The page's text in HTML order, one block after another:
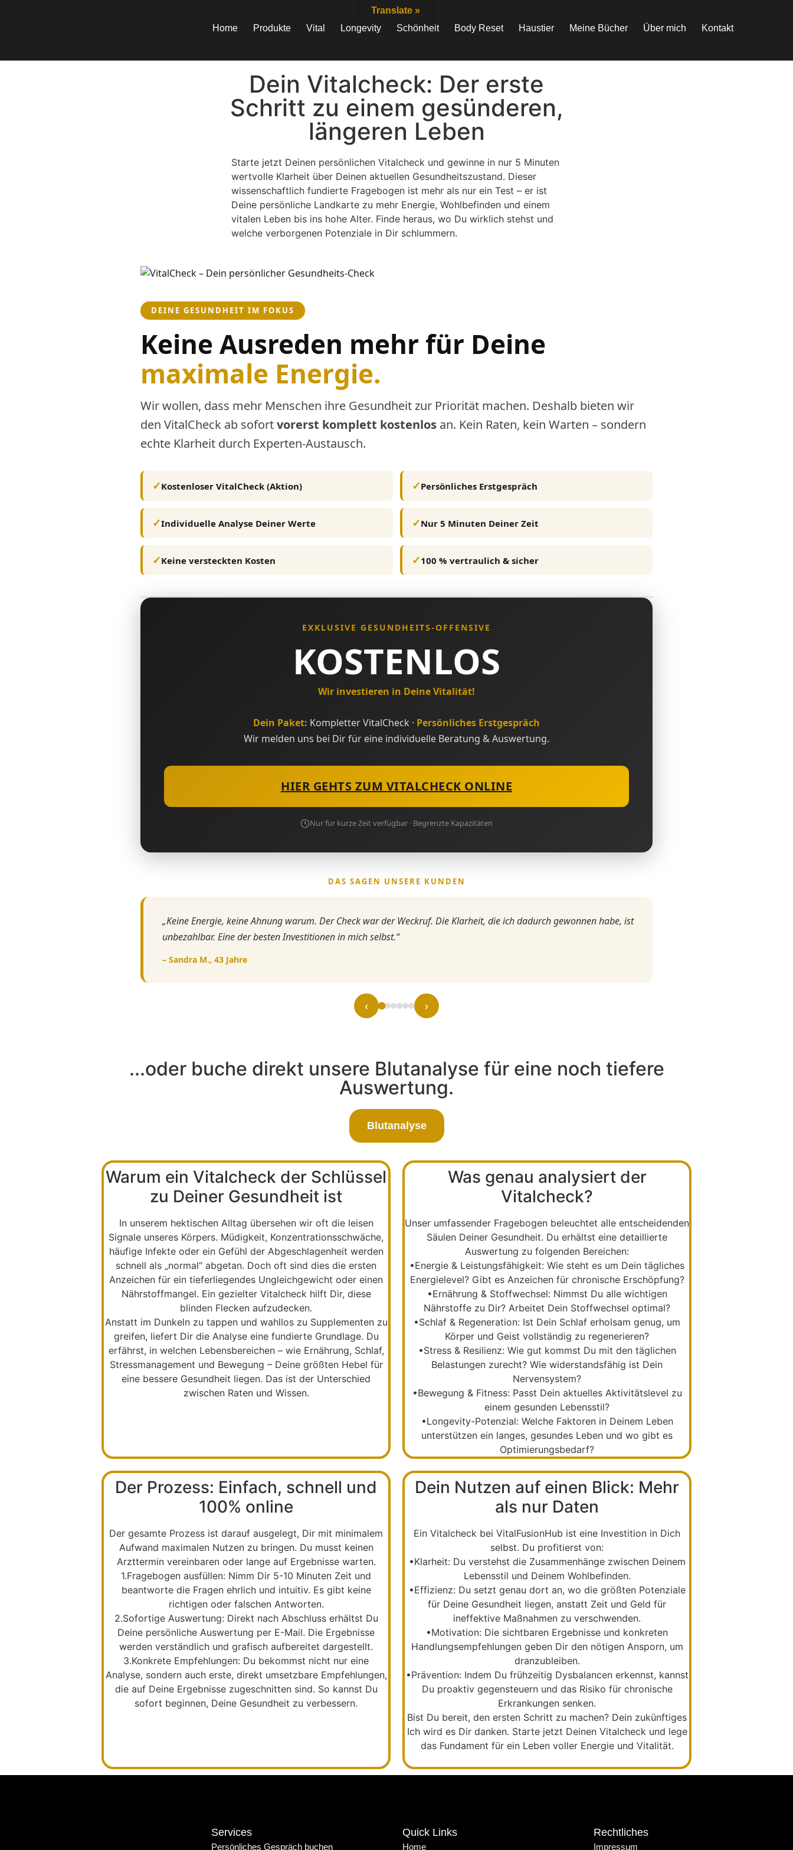
Home Produkte Vital Longevity Schönheit Body Reset Haustier Meine Bücher Über mich Kontakt
Dein Vitalcheck: Der erste
Schritt zu einem gesünderen,
längeren Leben
Starte jetzt Deinen persönlichen Vitalcheck und gewinne in nur 5 Minuten
wertvolle Klarheit über Deinen aktuellen Gesundheitszustand. Dieser
wissenschaftlich fundierte Fragebogen ist mehr als nur ein Test – er ist
Deine persönliche Landkarte zu mehr Energie, Wohlbefinden und einem
vitalen Leben bis ins hohe Alter. Finde heraus, wo Du wirklich stehst und
welche verborgenen Potenziale in Dir schlummern.
DEINE GESUNDHEIT IM FOKUS
Keine Ausreden mehr für Deine
maximale Energie.
Wir wollen, dass mehr Menschen ihre Gesundheit zur Priorität machen. Deshalb bieten wir
den VitalCheck ab sofortvorerst komplett kostenlos an. Kein Raten, kein Warten – sondern
echte Klarheit durch Experten-Austausch.
Kostenloser VitalCheck (Aktion) Persönliches Erstgespräch
Individuelle Analyse Deiner Werte Nur 5 Minuten Deiner Zeit
Keine versteckten Kosten 100 % vertraulich & sicher
EXKLUSIVE GESUNDHEITS-OFFENSIVE
KOSTENLOS
Wir investieren in Deine Vitalität!
Dein Paket: Kompletter VitalCheck · Persönliches Erstgespräch
Wir melden uns bei Dir für eine individuelle Beratung & Auswertung.
HIER GEHTS ZUM VITALCHECK ONLINE
Nur für kurze Zeit verfügbar · Begrenzte Kapazitäten
DAS SAGEN UNSERE KUNDEN
„Keine Energie, keine Ahnung warum. Der Check war der Weckruf. Die Klarheit, die ich dadurch gewonnen habe, ist
unbezahlbar. Eine der besten Investitionen in mich selbst.“
– Sandra M., 43 Jahre
‹ ›
...oder buche direkt unsere Blutanalyse für eine noch tiefere
Auswertung.
Blutanalyse
Warum ein Vitalcheck der Schlüssel
zu Deiner Gesundheit ist
In unserem hektischen Alltag übersehen wir oft die leisen
Signale unseres Körpers. Müdigkeit, Konzentrationsschwäche,
häufige Infekte oder ein Gefühl der Abgeschlagenheit werden
schnell als „normal“ abgetan. Doch oft sind dies die ersten
Anzeichen für ein tieferliegendes Ungleichgewicht oder einen
Nährstoffmangel. Ein gezielter Vitalcheckhilft Dir, diese
blinden Flecken aufzudecken.
Anstatt im Dunkeln zu tappen und wahllos zu Supplementen zu
greifen, liefert Dir die Analyse eine fundierte Grundlage. Du
erfährst, in welchen Lebensbereichen – wie Ernährung, Schlaf,
Stressmanagement und Bewegung – Deine größten Hebel für
eine bessere Gesundheit liegen. Das ist der Unterschied
zwischen Raten und Wissen.
Was genau analysiert der
Vitalcheck?
Unser umfassender Fragebogen beleuchtet alle entscheidenden
Säulen Deiner Gesundheit. Du erhältst eine detaillierte
Auswertung zu folgenden Bereichen:
•Energie & Leistungsfähigkeit: Wie steht es um Dein tägliches
Energielevel? Gibt es Anzeichen für chronische Erschöpfung?
•Ernährung & Stoffwechsel: Nimmst Du alle wichtigen
Nährstoffe zu Dir? Arbeitet Dein Stoffwechsel optimal?
•Schlaf & Regeneration: Ist Dein Schlaf erholsam genug, um
Körper und Geist vollständig zu regenerieren?
•Stress & Resilienz: Wie gut kommst Du mit den täglichen
Belastungen zurecht? Wie widerstandsfähig ist Dein
Nervensystem?
•Bewegung & Fitness: Passt Dein aktuelles Aktivitätslevel zu
einem gesunden Lebensstil?
•Longevity-Potenzial: Welche Faktoren in Deinem Leben
unterstützen ein langes, gesundes Leben und wo gibt es
Optimierungsbedarf?
Der Prozess: Einfach, schnell und
100% online
Der gesamte Prozess ist darauf ausgelegt, Dir mit minimalem
Aufwand maximalen Nutzen zu bringen. Du musst keinen
Arzttermin vereinbaren oder lange auf Ergebnisse warten.
1.Fragebogen ausfüllen: Nimm Dir 5-10 Minuten Zeit und
beantworte die Fragen ehrlich und intuitiv. Es gibt keine
richtigen oder falschen Antworten.
2.Sofortige Auswertung: Direkt nach Abschluss erhältst Du
Deine persönliche Auswertung per E-Mail. Die Ergebnisse
werden verständlich und grafisch aufbereitet dargestellt.
3.Konkrete Empfehlungen: Du bekommst nicht nur eine
Analyse, sondern auch erste, direkt umsetzbare Empfehlungen,
die auf Deine Ergebnisse zugeschnitten sind. So kannst Du
sofort beginnen, Deine Gesundheit zu verbessern.
Dein Nutzen auf einen Blick: Mehr
als nur Daten
Ein Vitalcheck bei VitalFusionHub ist eine Investition in Dich
selbst. Du profitierst von:
•Klarheit: Du verstehst die Zusammenhänge zwischen Deinem
Lebensstil und Deinem Wohlbefinden.
•Effizienz: Du setzt genau dort an, wo die größten Potenziale
für Deine Gesundheit liegen, anstatt Zeit und Geld für
ineffektive Maßnahmen zu verschwenden.
•Motivation: Die sichtbaren Ergebnisse und konkreten
Handlungsempfehlungen geben Dir den nötigen Ansporn, um
dranzubleiben.
•Prävention: Indem Du frühzeitig Dysbalancen erkennst, kannst
Du proaktiv gegensteuern und das Risiko für chronische
Erkrankungen senken.
Bist Du bereit, den ersten Schritt zu machen? Dein zukünftiges
Ich wird es Dir danken. Starte jetzt Deinen Vitalcheckund lege
das Fundament für ein Leben voller Energie und Vitalität.
Services
Persönliches Gespräch buchen
Quick Links
Home
Rechtliches
Impressum
Translate »